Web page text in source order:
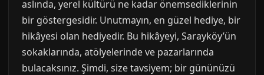
aslında, yerel kültürü ne kadar önemsediklerinin
bir göstergesidir. Unutmayın, en güzel hediye, bir
hikâyesi olan hediyedir. Bu hikâyeyi, Sarayköy’ün
sokaklarında, atölyelerinde ve pazarlarında
bulacaksınız. Şimdi, size tavsiyem; bir gününüzü